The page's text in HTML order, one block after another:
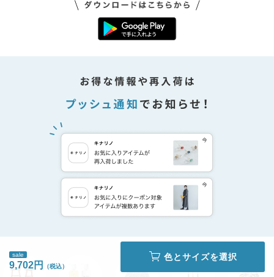
sale
9,702円
色とサイズを選択